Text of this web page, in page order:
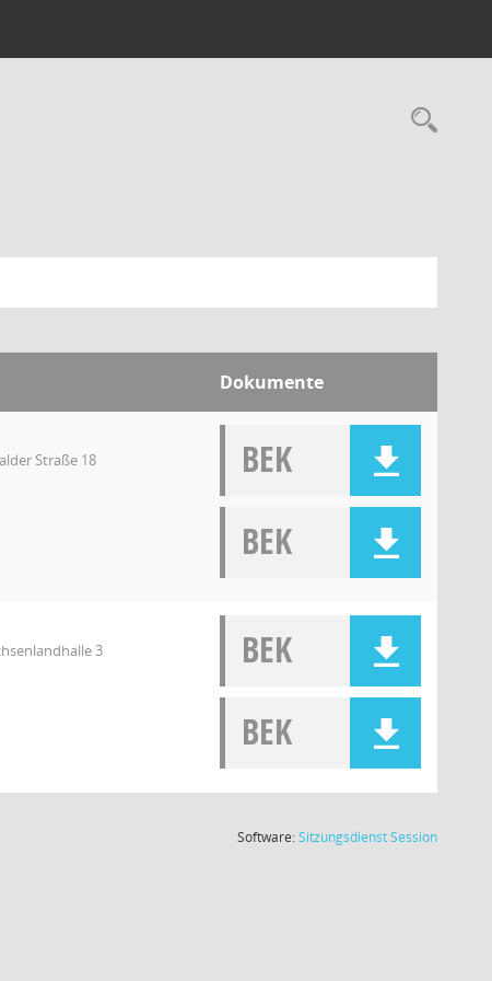
Dokumente
Straße 18
BEK
BEK
3
BEK
BEK
Software:SitzungsdienstSession(Wird in